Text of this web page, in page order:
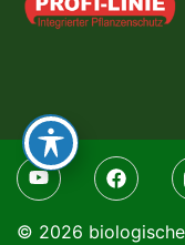
© 2026